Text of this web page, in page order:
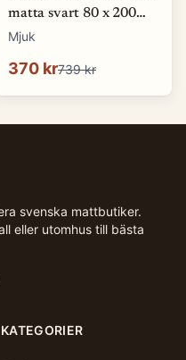
matta svart 80 x 200
cm
Mjuk
370 kr739 kr
svenska mattbutiker.
eller utomhus till bästa
KATEGORIER